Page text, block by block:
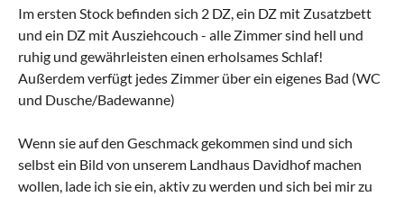
Im ersten Stock befinden sich 2 DZ, ein DZ mit Zusatzbett
und ein DZ mit Ausziehcouch - alle Zimmer sind hell und
ruhig und gewährleisten einen erholsames Schlaf!
Außerdem verfügt jedes Zimmer über ein eigenes Bad (WC
und Dusche/Badewanne)
Wenn sie auf den Geschmack gekommen sind und sich
selbst ein Bild von unserem Landhaus Davidhof machen
wollen, lade ich sie ein, aktiv zu werden und sich bei mir zu